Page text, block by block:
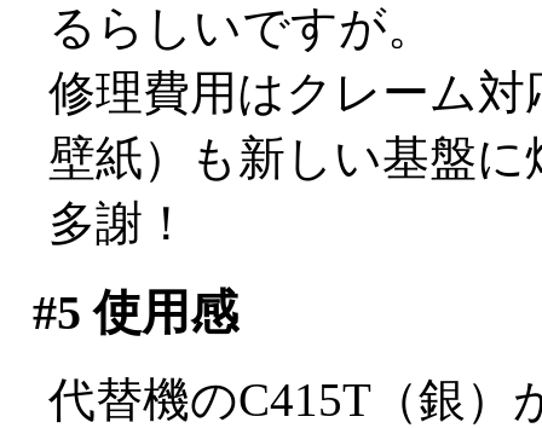
るらしいですが。
修理費用はクレーム
壁紙）も新しい基盤
多謝！
#5 使用感
代替機のC415T（銀）